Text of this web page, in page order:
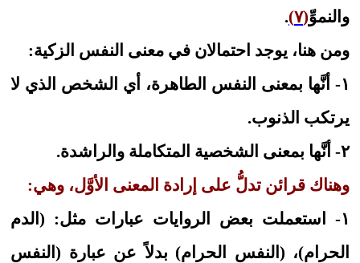
والنموِّ(٧)
.
ومن هنا، يوجد احتمالان في معنى النفس الزكية:
١- أنَّها بمعنى النفس الطاهرة، أي الشخص الذي لا
يرتكب الذنوب.
٢- أنَّها بمعنى الشخصية المتكاملة والراشدة.
وهناك قرائن تدلُّ على إرادة المعنى الأوَّل، وهي:
١- استعملت بعض الروايات عبارات مثل: (الدم
الحرام)، (النفس الحرام) بدلاً عن عبارة (النفس